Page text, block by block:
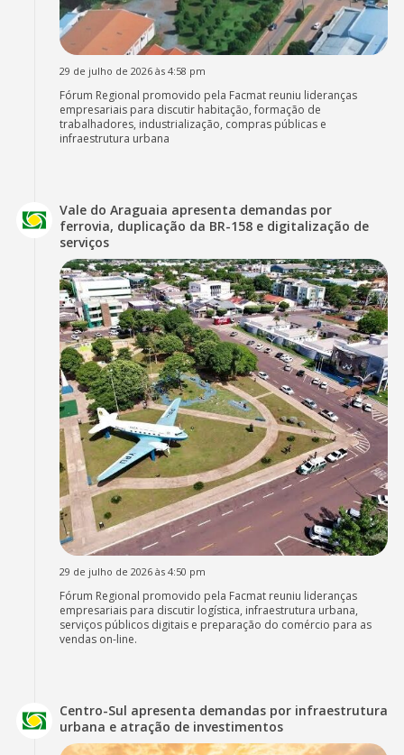
29 de julho de 2026 às 4:58 pm
Fórum Regional promovido pela Facmat reuniu lideranças
empresariais para discutir habitação, formação de
trabalhadores, industrialização, compras públicas e
infraestrutura urbana
Vale do Araguaia apresenta demandas por
ferrovia, duplicação da BR-158 e digitalização de
serviços
29 de julho de 2026 às 4:50 pm
Fórum Regional promovido pela Facmat reuniu lideranças
empresariais para discutir logística, infraestrutura urbana,
serviços públicos digitais e preparação do comércio para as
vendas on-line.
Centro-Sul apresenta demandas por infraestrutura
urbana e atração de investimentos